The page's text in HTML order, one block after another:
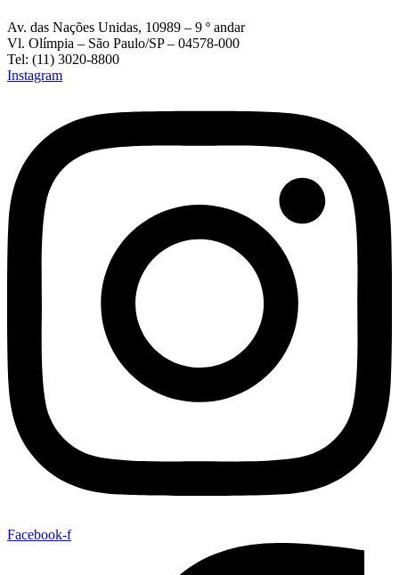
Av. das Nações Unidas, 10989 – 9 º andar
Vl. Olímpia – São Paulo/SP – 04578-000
Tel: (11) 3020-8800
Instagram
Facebook-f